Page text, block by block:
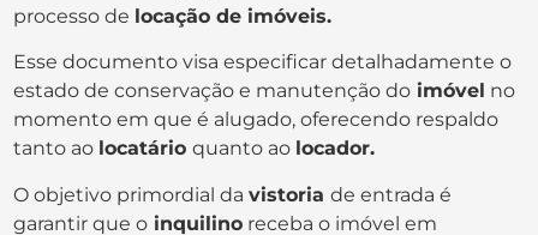
processo de locação de imóveis.
Esse documento visa especificar detalhadamente o
estado de conservação e manutenção do imóvel no
momento em que é alugado, oferecendo respaldo
tanto ao locatárioquanto ao locador.
O objetivo primordial davistoriade entrada é
garantir que o inquilino receba o imóvel em